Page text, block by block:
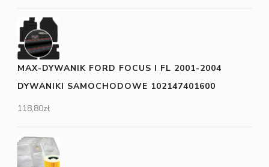
MAX-DYWANIK FORD FOCUS I FL 2001-2004
DYWANIKI SAMOCHODOWE 102147401600
118,80zł